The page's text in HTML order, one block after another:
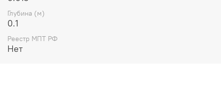
Глубина (м)
0.1
Реестр МПТ РФ
Нет